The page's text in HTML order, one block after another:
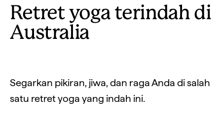
Retret yoga terindah di
Australia
Segarkan pikiran, jiwa, dan raga Anda di salah
satu retret yoga yang indah ini.